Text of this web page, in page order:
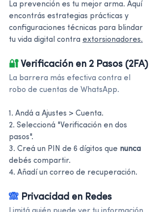
La prevención es tu mejor arma. Aquí
encontrás estrategias prácticas y
configuraciones técnicas para blindar
tu vida digital contra extorsionadores.
🔐 Verificación en 2 Pasos (2FA)
La barrera más efectiva contra el
robo de cuentas de WhatsApp.
1. Andá a Ajustes > Cuenta.
2. Seleccioná "Verificación en dos
pasos".
3. Creá un PIN de 6 dígitos que nunca
debés compartir.
4. Añadí un correo de recuperación.
🙈 Privacidad en Redes